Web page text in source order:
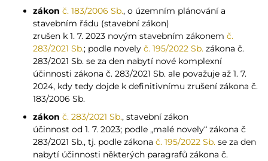
zákon č. 183/2006 Sb., o územním plánování a
stavebním řádu (stavební zákon)
zrušen k 1. 7. 2023 novým stavebním zákonem č.
283/2021 Sb.; podle novely č. 195/2022 Sb. zákona č.
283/2021 Sb. se za den nabytí nové komplexní
účinnosti zákona č. 283/2021 Sb. ale považuje až 1. 7.
2024, kdy tedy dojde k definitivnímu zrušení zákona č.
183/2006 Sb.
zákon č. 283/2021 Sb., stavební zákon
účinnost od 1. 7. 2023; podle „malé novely“ zákona č
283/2021 Sb., tj. podle zákona č. 195/2022 Sb. se za den
nabytí účinnosti některých paragrafů zákona č.